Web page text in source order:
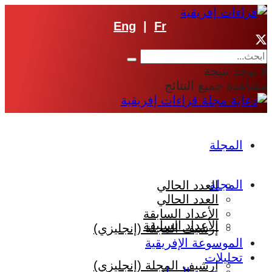
Eng Fr
لا توجد نتيجة
مشاهدة جميع النتائج
المجلة
العدد الحالي
الأعداد السابقة
إرشيف المجلة (إنجليزي)
المجلة
العدد الحالي
الأعداد السابقة
إرشيف المجلة (إنجليزي)
الموسوعة الإفريقية
تحليلات